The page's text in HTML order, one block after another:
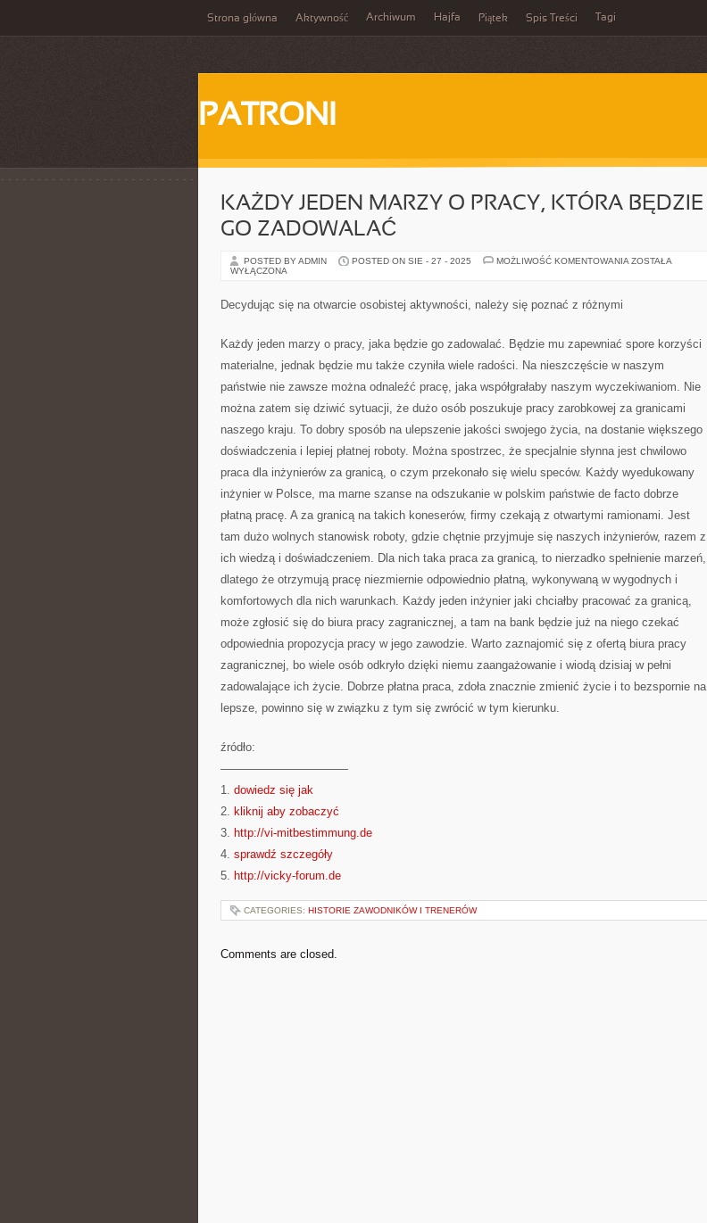
Strona główna Aktywność Archiwum Hajfa Piątek Spis Treści Tagi
PATRONI
KAŻDY JEDEN MARZY O PRACY, KTÓRA BĘDZIE
GO ZADOWALAĆ
POSTED BY ADMIN POSTED ON SIE - 27 - 2025 MOŻLIWOŚĆ KOMENTOWANIA KAŻDY
ZADOWALAĆ
ZOSTAŁA
WYŁĄCZONA
Decydując się na otwarcie osobistej aktywności, należy się poznać z różnymi
Każdy jeden marzy o pracy, jaka będzie go zadowalać. Będzie mu zapewniać spore korzyści
materialne, jednak będzie mu także czyniła wiele radości. Na nieszczęście w naszym
państwie nie zawsze można odnaleźć pracę, jaka współgrałaby naszym wyczekiwaniom. Nie
można zatem się dziwić sytuacji, że dużo osób poszukuje pracy zarobkowej za granicami
naszego kraju. To dobry sposób na ulepszenie jakości swojego życia, na dostanie większego
doświadczenia i lepiej płatnej roboty. Można spostrzec, że specjalnie słynna jest chwilowo
praca dla inżynierów za granicą, o czym przekonało się wielu speców. Każdy wyedukowany
inżynier w Polsce, ma marne szanse na odszukanie w polskim państwie de facto dobrze
płatną pracę. A za granicą na takich koneserów, firmy czekają z otwartymi ramionami. Jest
tam dużo wolnych stanowisk roboty, gdzie chętnie przyjmuje się naszych inżynierów, razem z
ich wiedzą i doświadczeniem. Dla nich taka praca za granicą, to nierzadko spełnienie marzeń,
dlatego że otrzymują pracę niezmiernie odpowiednio płatną, wykonywaną w wygodnych i
komfortowych dla nich warunkach. Każdy jeden inżynier jaki chciałby pracować za granicą,
może zgłosić się do biura pracy zagranicznej, a tam na bank będzie już na niego czekać
odpowiednia propozycja pracy w jego zawodzie. Warto zaznajomić się z ofertą biura pracy
zagranicznej, bo wiele osób odkryło dzięki niemu zaangażowanie i wiodą dzisiaj w pełni
zadowalające ich życie. Dobrze płatna praca, zdoła znacznie zmienić życie i to bezspornie na
lepsze, powinno się w związku z tym się zwrócić w tym kierunku.
źródło:
———————————
1. dowiedz się jak
2. kliknij aby zobaczyć
3. http://vi-mitbestimmung.de
4. sprawdź szczegóły
5. http://vicky-forum.de
CATEGORIES: HISTORIE ZAWODNIKÓW I TRENERÓW
Comments are closed.